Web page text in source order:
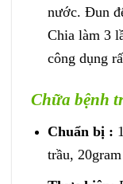
nước. Đun
Chia làm 3
công dụng
Chữa bệnh
Chuẩn bị :
trầu,